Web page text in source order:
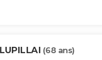
(68 ans)